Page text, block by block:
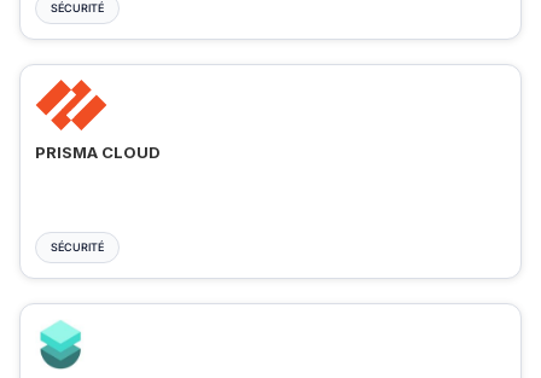
SÉCURITÉ
PRISMA CLOUD
SÉCURITÉ